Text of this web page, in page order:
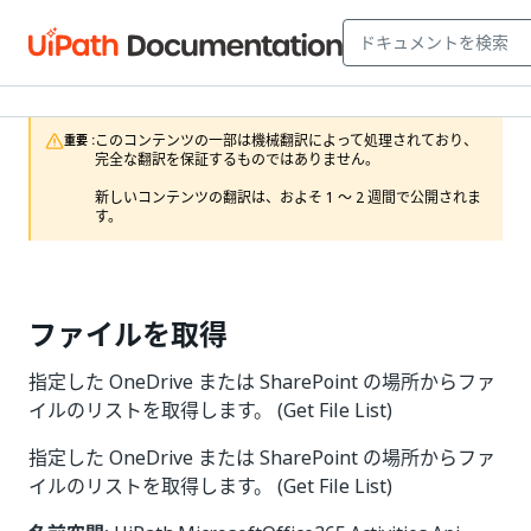
重要 :このコンテンツの一部は機械翻訳によって処理されており、
完全な翻訳を保証するものではありません。
新しいコンテンツの翻訳は、およそ 1 ～ 2 週間で公開されま
す。
ファイルを取得
指定した OneDrive または SharePoint の場所からファ
イルのリストを取得します。 (Get File List)
指定した OneDrive または SharePoint の場所からファ
イルのリストを取得します。 (Get File List)